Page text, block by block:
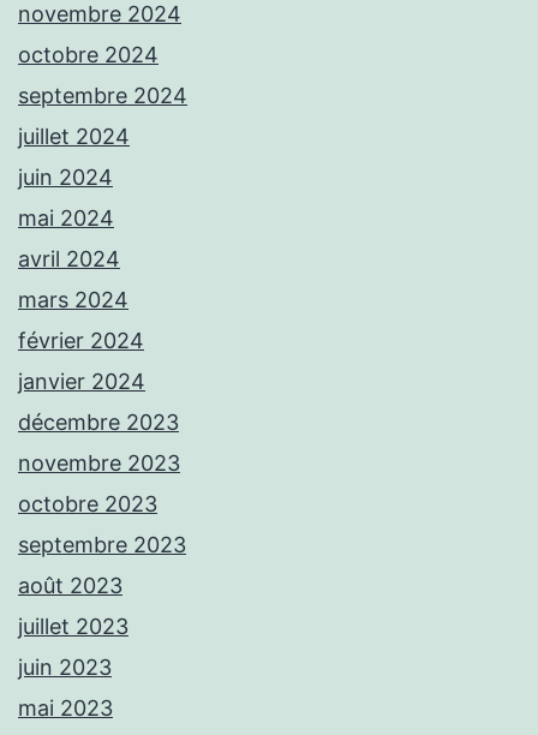
novembre 2024
octobre 2024
septembre 2024
juillet 2024
juin 2024
mai 2024
avril 2024
mars 2024
février 2024
janvier 2024
décembre 2023
novembre 2023
octobre 2023
septembre 2023
août 2023
juillet 2023
juin 2023
mai 2023